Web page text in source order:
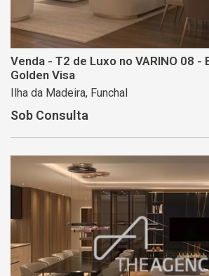
Venda - T2 de Luxo no VARINO 08 - Elegível para
Golden Visa
Ilha da Madeira, Funchal
Sob Consulta